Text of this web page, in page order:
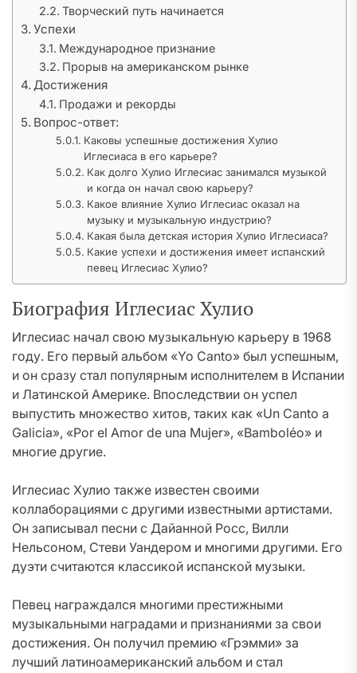
Творческий путь начинается
Успехи
Международное признание
Прорыв на американском рынке
Достижения
Продажи и рекорды
Вопрос-ответ:
Каковы успешные достижения Хулио
Иглесиаса в его карьере?
Как долго Хулио Иглесиас занимался музыкой
и когда он начал свою карьеру?
Какое влияние Хулио Иглесиас оказал на
музыку и музыкальную индустрию?
Какая была детская история Хулио Иглесиаса?
Какие успехи и достижения имеет испанский
певец Иглесиас Хулио?
Биография Иглесиас Хулио
Иглесиас начал свою музыкальную карьеру в 1968
году. Его первый альбом «Yo Canto» был успешным,
и он сразу стал популярным исполнителем в Испании
и Латинской Америке. Впоследствии он успел
выпустить множество хитов, таких как «Un Canto a
Galicia», «Por el Amor de una Mujer», «Bamboléo» и
многие другие.
Иглесиас Хулио также известен своими
коллаборациями с другими известными артистами.
Он записывал песни с Дайанной Росс, Вилли
Нельсоном, Стеви Уандером и многими другими. Его
дуэти считаются классикой испанской музыки.
Певец награждался многими престижными
музыкальными наградами и признаниями за свои
достижения. Он получил премию «Грэмми» за
лучший латиноамериканский альбом и стал